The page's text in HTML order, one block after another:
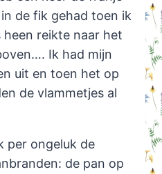
de fik gehad toen ik
reikte naar het
Ik had mijn
uit en toen het op
de vlammetjes al
per ongeluk de
de pan op